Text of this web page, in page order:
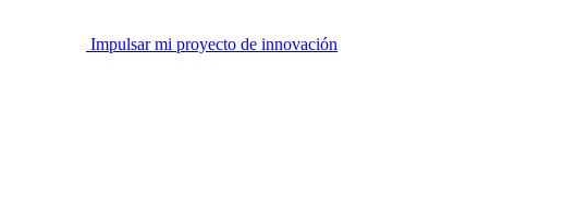
Impulsar mi proyecto de innovación